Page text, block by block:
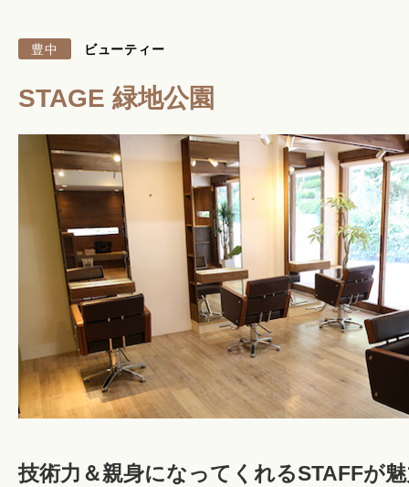
北摂 PLAY SPOT
暮らしのこと
暮らしのキホン
暮らしのデザイン
暮らしのメンテナンス
お知らせ
豊中 ビューティー
STAGE 緑地公園
技術力＆親身になってくれるSTAFFが